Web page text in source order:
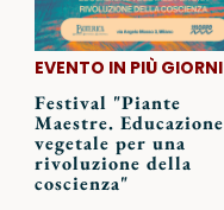
EVENTO IN PIÙ GIORNI
Festival "Piante
Maestre. Educazione
vegetale per una
rivoluzione della
coscienza"